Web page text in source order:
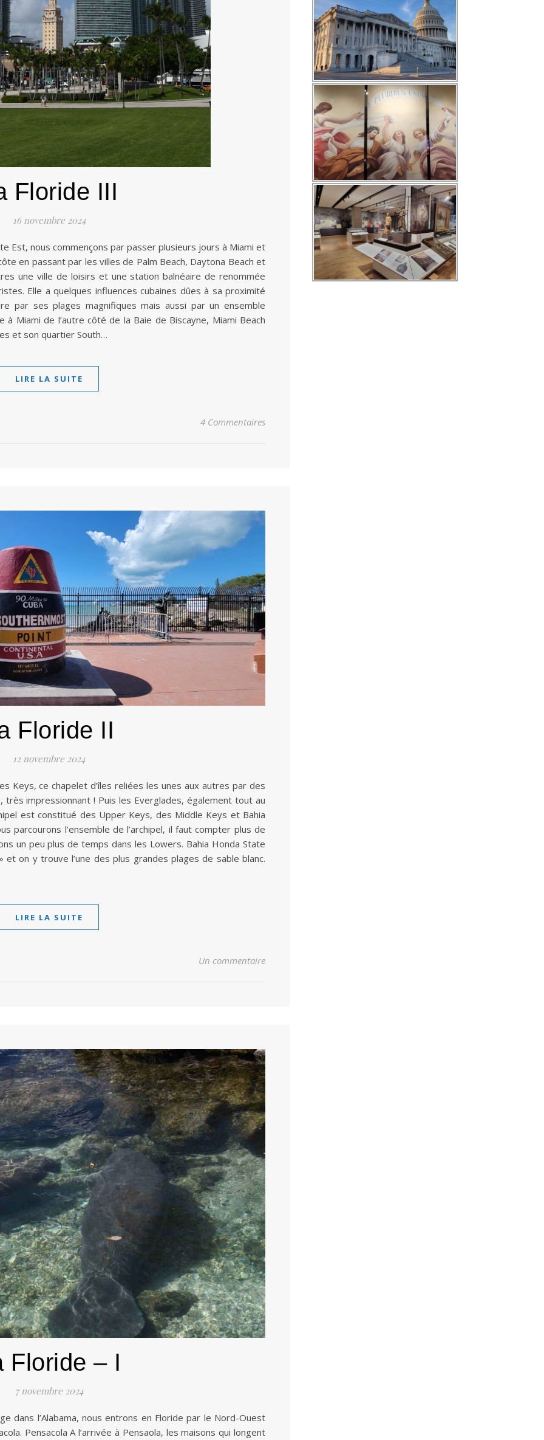
Floride III
16 novembre 2024
Est, nous commençons par passer plusieurs jours à Miami et
en passant par les villes de Palm Beach, Daytona Beach et
une ville de loisirs et une station balnéaire de renommée
Elle a quelques influences cubaines dûes à sa proximité
par ses plages magnifiques mais aussi par un ensemble
à Miami de l’autre côté de la Baie de Biscayne, Miami Beach
et son quartier South…
LIRE LA SUITE
4 Commentaires
Floride II
12 novembre 2024
Keys, ce chapelet d’îles reliées les unes aux autres par des
impressionnant ! Puis les Everglades, également tout au
est constitué des Upper Keys, des Middle Keys et Bahia
parcourons l’ensemble de l’archipel, il faut compter plus de
un peu plus de temps dans les Lowers. Bahia Honda State
on y trouve l’une des plus grandes plages de sable blanc.
LIRE LA SUITE
Un commentaire
Floride – I
7 novembre 2024
dans l’Alabama, nous entrons en Floride par le Nord-Ouest
Pensacola A l’arrivée à Pensaola, les maisons qui longent